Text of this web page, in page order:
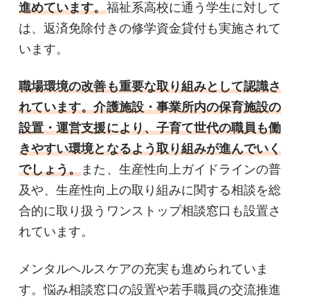
進めています。福祉系高校に通う学生に対して
は、返済免除付きの修学資金貸付も実施されて
います。
職場環境の改善も重要な取り組みとして認識さ
れています。介護施設・事業所内の保育施設の
設置・運営支援により、子育て世代の職員も働
きやすい環境となるよう取り組みが進んでいく
でしょう。また、生産性向上ガイドラインの普
及や、生産性向上の取り組みに関する相談を総
合的に取り扱うワンストップ相談窓口も設置さ
れています。
メンタルヘルスケアの充実も進められていま
す。悩み相談窓口の設置や若手職員の交流推進